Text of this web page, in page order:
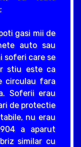
gasi mii de
auto sau
soferi care se
stiu este ca
circulau fara
Soferii erau
de protectie
nu erau
a aparut
similar cu